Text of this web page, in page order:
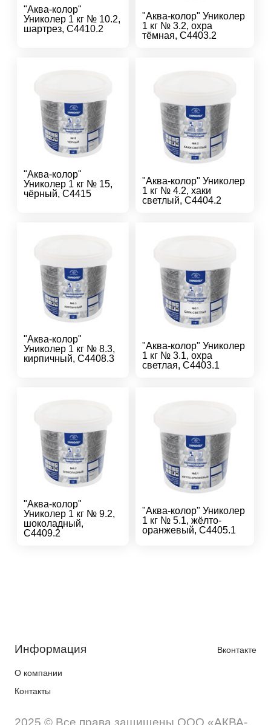
"Аква-колор"
Униколер 1 кг № 10.2,
шартрез, С4410.2
"Аква-колор" Униколер
1 кг № 3.2, охра
тёмная, С4403.2
"Аква-колор"
Униколер 1 кг № 15,
чёрный, С4415
"Аква-колор" Униколер
1 кг № 4.2, хаки
светлый, С4404.2
"Аква-колор"
Униколер 1 кг № 8.3,
кирпичный, С4408.3
"Аква-колор" Униколер
1 кг № 3.1, охра
светлая, С4403.1
"Аква-колор"
Униколер 1 кг № 9.2,
шоколадный,
С4409.2
"Аква-колор" Униколер
1 кг № 5.1, жёлто-
оранжевый, С4405.1
Информация
О компании
Контакты
Вконтакте
2025 © Все права защищены.ООО «АКВА-